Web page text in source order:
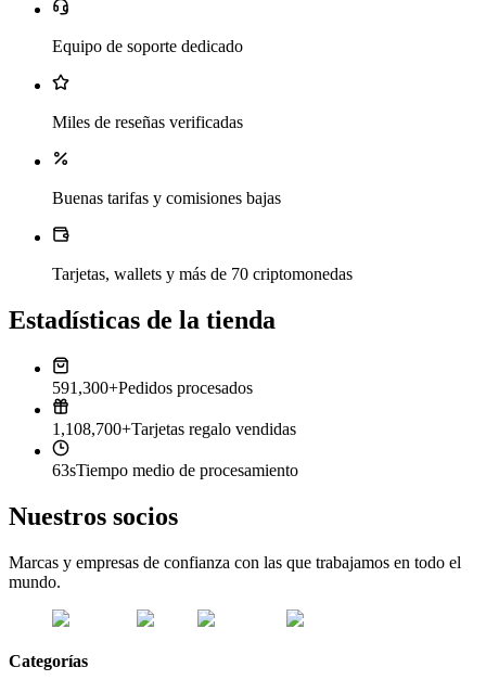
Equipo de soporte dedicado
Miles de reseñas verificadas
Buenas tarifas y comisiones bajas
Tarjetas, wallets y más de 70 criptomonedas
Estadísticas de la tienda
591,300+Pedidos procesados
1,108,700+Tarjetas regalo vendidas
63sTiempo medio de procesamiento
Nuestros socios
Marcas y empresas de confianza con las que trabajamos en todo el
mundo.
Categorías